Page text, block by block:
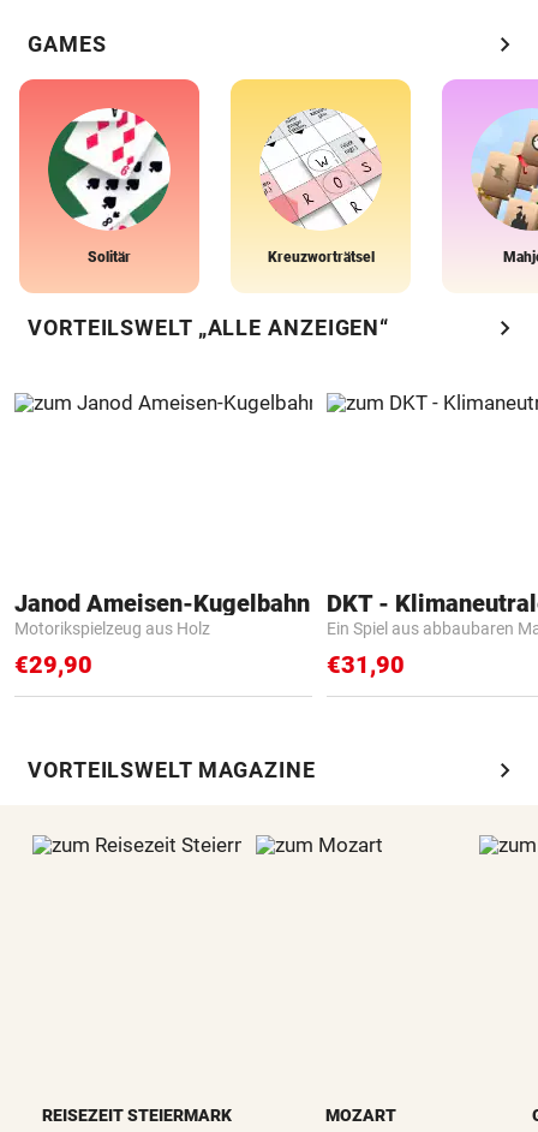
GAMES chevron_right
Solitär Kreuzworträtsel
VORTEILSWELT „ALLE ANZEIGEN“ chevron_right
Janod Ameisen-Kugelbahn
Motorikspielzeug aus Holz
€29,90
Ein Spiel aus abbaubaren
€31,90
VORTEILSWELT MAGAZINE chevron_right
REISEZEIT STEIERMARK MOZART